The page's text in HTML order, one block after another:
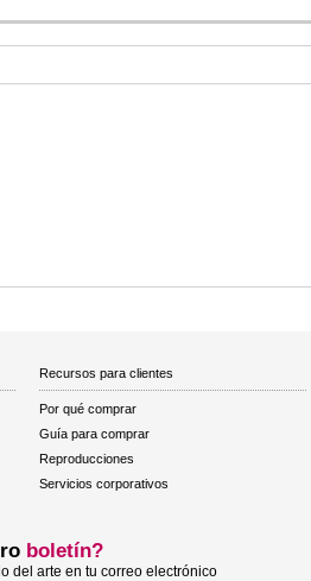
Recursos para clientes
Por qué comprar
Guía para comprar
Reproducciones
Servicios corporativos
boletín?
del arte en tu correo electrónico